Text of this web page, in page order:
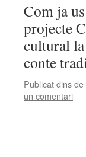
Com ja
projecte
cultural
conte
Publicat dins de
un comentari